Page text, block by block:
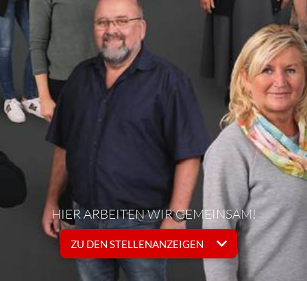
HIER ARBEITEN WIR GEMEINSAM!
ZU DEN STELLENANZEIGEN